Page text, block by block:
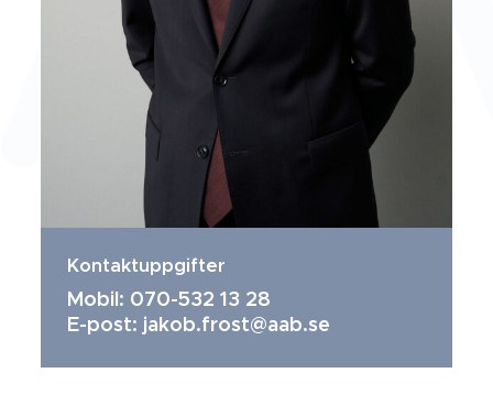
Kontaktuppgifter
Mobil: 070-532 13 28
E-post: jakob.frost@aab.se